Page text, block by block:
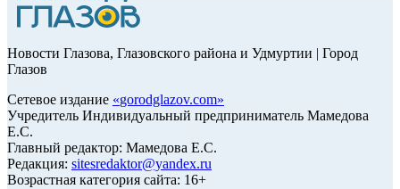
Новости Глазова, Глазовского района и Удмуртии | Город
Глазов
Сетевое издание «gorodglazov.com»
Учредитель Индивидуальный предприниматель Мамедова
Е.С.
Главный редактор: Мамедова Е.С.
Редакция: sitesredaktor@yandex.ru
Возрастная категория сайта: 16+